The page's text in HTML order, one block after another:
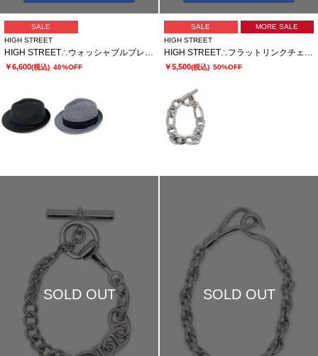
SALE
HIGH STREET
HIGH STREET∴ウォッシャブルブレード 中折れハット
￥6,600(税込) 40%OFF
SALE
MORE SALE
HIGH STREET
HIGH STREET∴フラットリンクチェーンブレスレット
￥5,500(税込) 50%OFF
SOLD OUT SOLD OUT